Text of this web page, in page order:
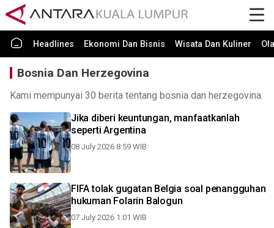
Headlines Ekonomi Dan Bisnis Wisata Dan Kuliner
Bosnia Dan Herzegovina
Kami mempunyai 30 berita tentang bosnia dan herzegovina.
Jika diberi keuntungan, manfaatkanlah
seperti Argentina
08 July 2026 8:59 WIB
FIFA tolak gugatan Belgia soal penangguhan
hukuman Folarin Balogun
07 July 2026 1:01 WIB